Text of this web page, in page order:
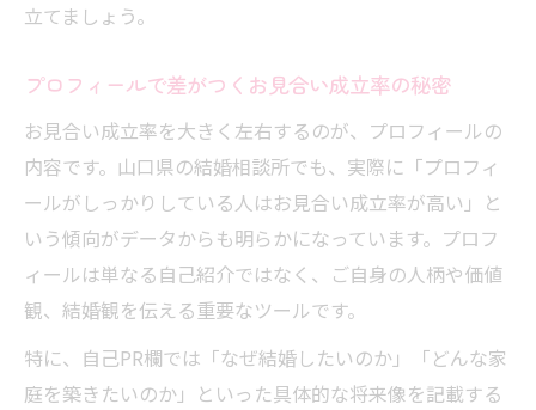
立てましょう。
プロフィールで差がつくお見合い成立率の秘密
お見合い成立率を大きく左右するのが、プロフィールの
内容です。山口県の結婚相談所でも、実際に「プロフィ
ールがしっかりしている人はお見合い成立率が高い」と
いう傾向がデータからも明らかになっています。プロフ
ィールは単なる自己紹介ではなく、ご自身の人柄や価値
観、結婚観を伝える重要なツールです。
特に、自己PR欄では「なぜ結婚したいのか」「どんな家
庭を築きたいのか」といった具体的な将来像を記載する